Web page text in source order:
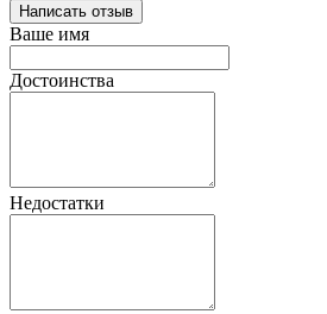
Написать отзыв
Ваше имя
Достоинства
Недостатки